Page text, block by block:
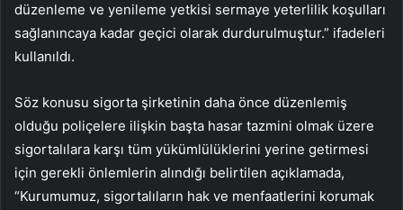
düzenleme ve yenileme yetkisi sermaye yeterlilik koşulları
sağlanıncaya kadar geçici olarak durdurulmuştur.” ifadeleri
kullanıldı.
Söz konusu sigorta şirketinin daha önce düzenlemiş
olduğu poliçelere ilişkin başta hasar tazmini olmak üzere
sigortalılara karşı tüm yükümlülüklerini yerine getirmesi
için gerekli önlemlerin alındığı belirtilen açıklamada,
“Kurumumuz, sigortalıların hak ve menfaatlerini korumak